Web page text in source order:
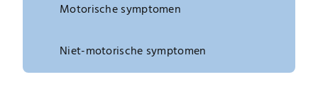
Motorische symptomen
Niet-motorische symptomen